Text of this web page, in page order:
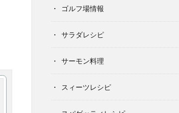
ゴルフ場情報
サラダレシピ
サーモン料理
スィーツレシピ